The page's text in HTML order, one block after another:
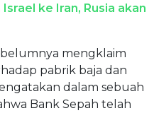
ke Iran, Rusia akan
mengklaim
pabrik baja dan
dalam sebuah
Bank Sepah telah